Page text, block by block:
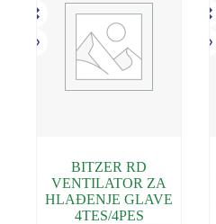
BITZER RD
VENTILATOR ZA
HLAĐENJE GLAVE
4TES/4PES